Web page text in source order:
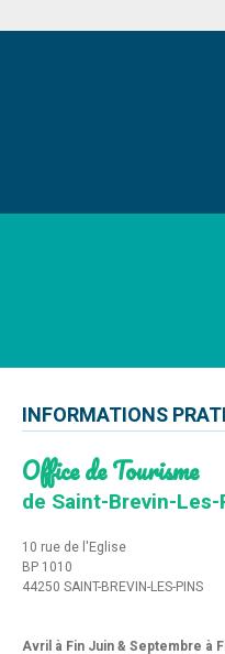
INFORMATIONS
Office de Tourisme
de Saint-Brevin-Les-
10 rue de l'Eglise
BP 1010
44250 SAINT-BREVIN-LES-PINS
Avril à Fin Juin & Septembre à